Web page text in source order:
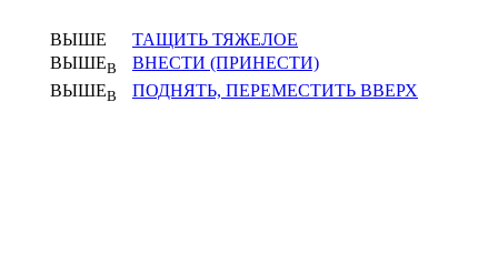
ВЫШЕ
ТАЩИТЬ ТЯЖЕЛОЕ
ВЫШЕВ
ВНЕСТИ (ПРИНЕСТИ)
ВЫШЕВ ПОДНЯТЬ, ПЕРЕМЕСТИТЬ ВВЕРХ